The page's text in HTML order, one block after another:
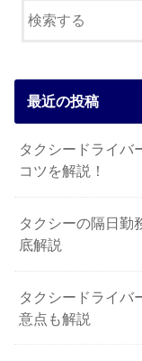
最近の投稿
タクシードライバ
コツを解説！
タクシーの隔日勤
底解説
タクシードライバ
意点も解説